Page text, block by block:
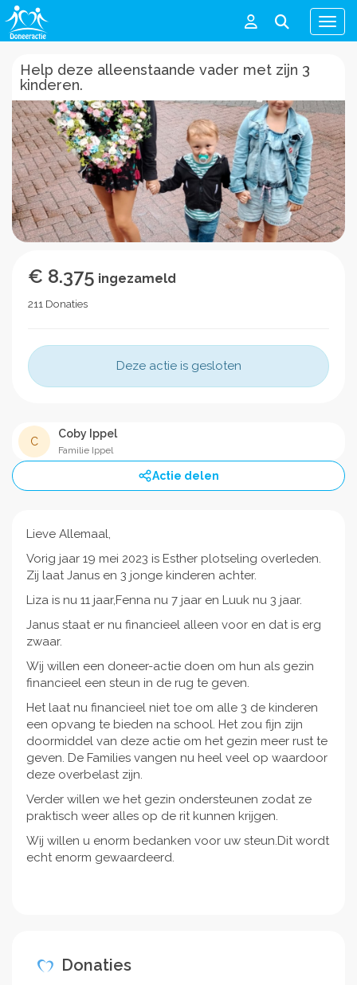
Menu
Help deze alleenstaande vader met zijn 3
kinderen.
€ 8.375 ingezameld
211 Donaties
Deze actie is gesloten
C
Coby Ippel
Familie Ippel
Actie delen
Lieve Allemaal,
Vorig jaar 19 mei 2023 is Esther plotseling overleden.
Zij laat Janus en 3 jonge kinderen achter.
Liza is nu 11 jaar,Fenna nu 7 jaar en Luuk nu 3 jaar.
Janus staat er nu financieel alleen voor en dat is erg
zwaar.
Wij willen een doneer-actie doen om hun als gezin
financieel een steun in de rug te geven.
Het laat nu financieel niet toe om alle 3 de kinderen
een opvang te bieden na school. Het zou fijn zijn
doormiddel van deze actie om het gezin meer rust te
geven. De Families vangen nu heel veel op waardoor
deze overbelast zijn.
Verder willen we het gezin ondersteunen zodat ze
praktisch weer alles op de rit kunnen krijgen.
Wij willen u enorm bedanken voor uw steun.Dit wordt
echt enorm gewaardeerd.
Donaties